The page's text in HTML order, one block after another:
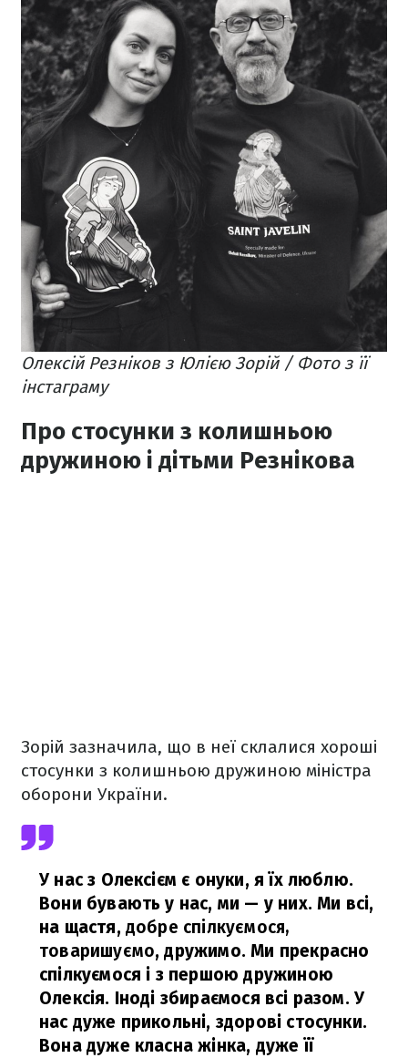
Олексій Резніков з Юлією Зорій / Фото з її
інстаграму
Про стосунки з колишньою
дружиною і дітьми Резнікова
Зорій зазначила, що в неї склалися хороші
стосунки з колишньою дружиною міністра
оборони України.
У нас з Олексієм є онуки, я їх люблю.
Вони бувають у нас, ми — у них. Ми всі,
на щастя, добре спілкуємося,
товаришуємо, дружимо. Ми прекрасно
спілкуємося і з першою дружиною
Олексія. Іноді збираємося всі разом. У
нас дуже прикольні, здорові стосунки.
Вона дуже класна жінка, дуже її